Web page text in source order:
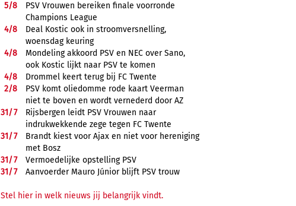
5/8
PSV Vrouwen bereiken finale voorronde
Champions League
4/8
Deal Kostic ook in stroomversnelling,
woensdag keuring
4/8
Mondeling akkoord PSV en NEC over Sano,
ook Kostic lijkt naar PSV te komen
4/8
Drommel keert terug bij FC Twente
2/8
PSV komt oliedomme rode kaart Veerman
niet te boven en wordt vernederd door AZ
31/7
Rijsbergen leidt PSV Vrouwen naar
indrukwekkende zege tegen FC Twente
31/7
Brandt kiest voor Ajax en niet voor hereniging
met Bosz
31/7
Vermoedelijke opstelling PSV
31/7 Aanvoerder Mauro Júnior blijft PSV trouw
Stel hier in welk nieuws jij belangrijk vindt.